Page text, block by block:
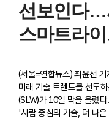
선보인다…
스마트라
(서울=연합뉴스) 최윤선
미래 기술 트렌드를 선도
(SLW)가 10일 막을 올렸다.
'사람 중심의 기술, 더 나